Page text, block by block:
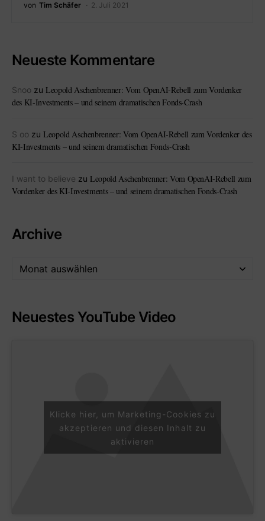
von Tim Schäfer 2. Juli 2021
Neueste Kommentare
Snoo zu Leopold Aschenbrenner: Vom OpenAI-Rebell zum Vordenker
des KI-Investments – und seinem dramatischen Fonds-Crash
S oo zu Leopold Aschenbrenner: Vom OpenAI-Rebell zum Vordenker des
KI-Investments – und seinem dramatischen Fonds-Crash
I want to believe zu Leopold Aschenbrenner: Vom OpenAI-Rebell zum
Vordenker des KI-Investments – und seinem dramatischen Fonds-Crash
Archive
Neuestes YouTube Video
Klicke hier, um Marketing-Cookies zu
akzeptieren und diesen Inhalt zu
aktivieren